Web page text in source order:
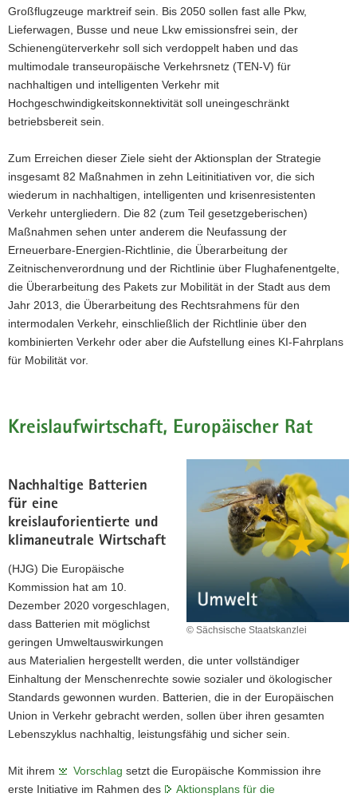
Großflugzeuge marktreif sein. Bis 2050 sollen fast alle Pkw,
Lieferwagen, Busse und neue Lkw emissionsfrei sein, der
Schienengüterverkehr soll sich verdoppelt haben und das
multimodale transeuropäische Verkehrsnetz (TEN-V) für
nachhaltigen und intelligenten Verkehr mit
Hochgeschwindigkeitskonnektivität soll uneingeschränkt
betriebsbereit sein.
Zum Erreichen dieser Ziele sieht der Aktionsplan der Strategie
insgesamt 82 Maßnahmen in zehn Leitinitiativen vor, die sich
wiederum in nachhaltigen, intelligenten und krisenresistenten
Verkehr untergliedern. Die 82 (zum Teil gesetzgeberischen)
Maßnahmen sehen unter anderem die Neufassung der
Erneuerbare-Energien-Richtlinie, die Überarbeitung der
Zeitnischenverordnung und der Richtlinie über Flughafenentgelte,
die Überarbeitung des Pakets zur Mobilität in der Stadt aus dem
Jahr 2013, die Überarbeitung des Rechtsrahmens für den
intermodalen Verkehr, einschließlich der Richtlinie über den
kombinierten Verkehr oder aber die Aufstellung eines KI-Fahrplans
für Mobilität vor.
Kreislaufwirtschaft, Europäischer Rat
© Sächsische Staatskanzlei
Nachhaltige Batterien
für eine
kreislauforientierte und
klimaneutrale Wirtschaft
(HJG) Die Europäische
Kommission hat am 10.
Dezember 2020 vorgeschlagen,
dass Batterien mit möglichst
geringen Umweltauswirkungen
aus Materialien hergestellt werden, die unter vollständiger
Einhaltung der Menschenrechte sowie sozialer und ökologischer
Standards gewonnen wurden. Batterien, die in der Europäischen
Union in Verkehr gebracht werden, sollen über ihren gesamten
Lebenszyklus nachhaltig, leistungsfähig und sicher sein.
Mit ihrem Vorschlag setzt die Europäische Kommission ihre
erste Initiative im Rahmen des
Aktionsplans für die